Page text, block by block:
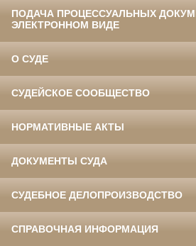
ПОДАЧА ПРОЦЕССУАЛЬНЫХ
ЭЛЕКТРОННОМ ВИДЕ
О СУДЕ
СУДЕЙСКОЕ СООБЩЕСТВО
НОРМАТИВНЫЕ АКТЫ
ДОКУМЕНТЫ СУДА
СУДЕБНОЕ ДЕЛОПРОИЗВОДСТВО
СПРАВОЧНАЯ ИНФОРМАЦИЯ